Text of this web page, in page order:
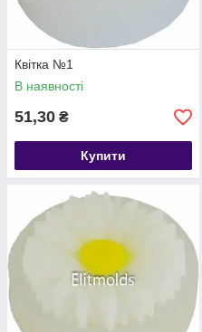
Квітка №1
В наявності
51,30 ₴
Купити